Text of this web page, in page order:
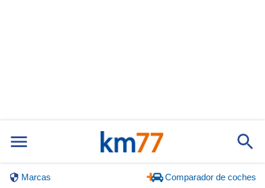
Marcas Comparador de coches